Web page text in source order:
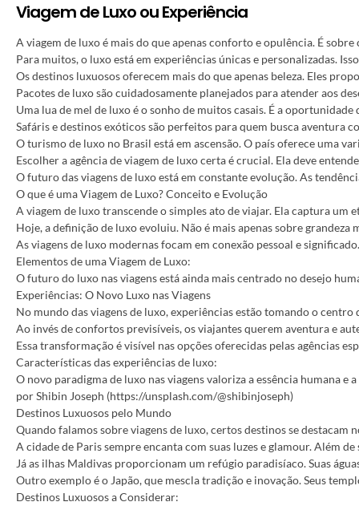
Viagem de Luxo ou Experiência
A viagem de luxo é mais do que apenas conforto e opulência. É
Para muitos, o luxo está em experiências únicas e personalizadas.
Os destinos luxuosos oferecem mais do que apenas beleza. Eles
Pacotes de luxo são cuidadosamente planejados para atender aos
Uma lua de mel de luxo é o sonho de muitos casais. É a
Safáris e destinos exóticos são perfeitos para quem busca aventura
O turismo de luxo no Brasil está em ascensão. O país oferece uma
Escolher a agência de viagem de luxo certa é crucial. Ela deve
O futuro das viagens de luxo está em constante evolução. As
O que é uma Viagem de Luxo? Conceito e Evolução
A viagem de luxo transcende o simples ato de viajar. Ela captura
Hoje, a definição de luxo evoluiu. Não é mais apenas sobre
As viagens de luxo modernas focam em conexão pessoal e
Elementos de uma Viagem de Luxo:
O futuro do luxo nas viagens está ainda mais centrado no desejo
Experiências: O Novo Luxo nas Viagens
No mundo das viagens de luxo, experiências estão tomando o
Ao invés de confortos previsíveis, os viajantes querem aventura e
Essa transformação é visível nas opções oferecidas pelas agências
Características das experiências de luxo:
O novo paradigma de luxo nas viagens valoriza a essência humana
por Shibin Joseph (https://unsplash.com/@shibinjoseph)
Destinos Luxuosos pelo Mundo
Quando falamos sobre viagens de luxo, certos destinos se
A cidade de Paris sempre encanta com suas luzes e glamour. Além
Já as ilhas Maldivas proporcionam um refúgio paradisíaco. Suas
Outro exemplo é o Japão, que mescla tradição e inovação. Seus
Destinos Luxuosos a Considerar: